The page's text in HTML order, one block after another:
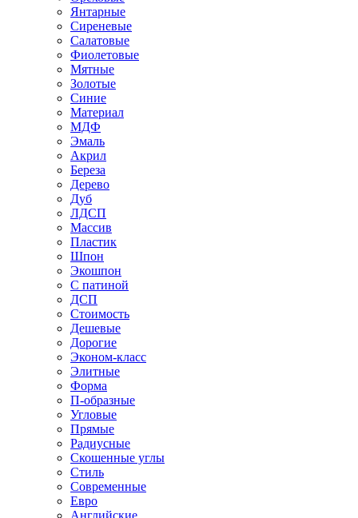
Янтарные
Сиреневые
Салатовые
Фиолетовые
Мятные
Золотые
Синие
Материал
МДФ
Эмаль
Акрил
Береза
Дерево
Дуб
ЛДСП
Массив
Пластик
Шпон
Экошпон
С патиной
ДСП
Стоимость
Дешевые
Дорогие
Эконом-класс
Элитные
Форма
П-образные
Угловые
Прямые
Радиусные
Скошенные углы
Стиль
Современные
Евро
Английские